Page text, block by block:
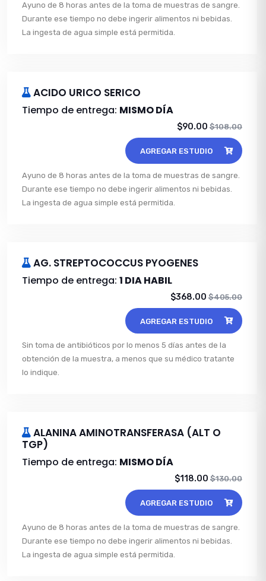
Ayuno de 8 horas antes de la toma de muestras de sangre.
Durante ese tiempo no debe ingerir alimentos ni bebidas.
La ingesta de agua simple está permitida.
ACIDO URICO SERICO
Tiempo de entrega: MISMO DÍA
$90.00 $108.00
AGREGAR ESTUDIO
Ayuno de 8 horas antes de la toma de muestras de sangre.
Durante ese tiempo no debe ingerir alimentos ni bebidas.
La ingesta de agua simple está permitida.
AG. STREPTOCOCCUS PYOGENES
Tiempo de entrega: 1 DIA HABIL
$368.00 $405.00
AGREGAR ESTUDIO
Sin toma de antibióticos por lo menos 5 días antes de la
obtención de la muestra, a menos que su médico tratante
lo indique.
ALANINA AMINOTRANSFERASA (ALT O
TGP)
Tiempo de entrega: MISMO DÍA
$118.00 $130.00
AGREGAR ESTUDIO
Ayuno de 8 horas antes de la toma de muestras de sangre.
Durante ese tiempo no debe ingerir alimentos ni bebidas.
La ingesta de agua simple está permitida.